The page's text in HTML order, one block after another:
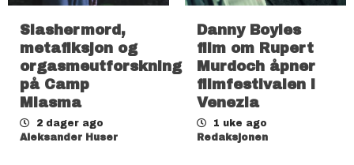
Slashermord,
metafiksjon og
orgasmeutforskning
på Camp
Miasma
2 dager ago
Aleksander Huser
Danny Boyles
film om Rupert
Murdoch åpner
filmfestivalen i
Venezia
1 uke ago
Redaksjonen